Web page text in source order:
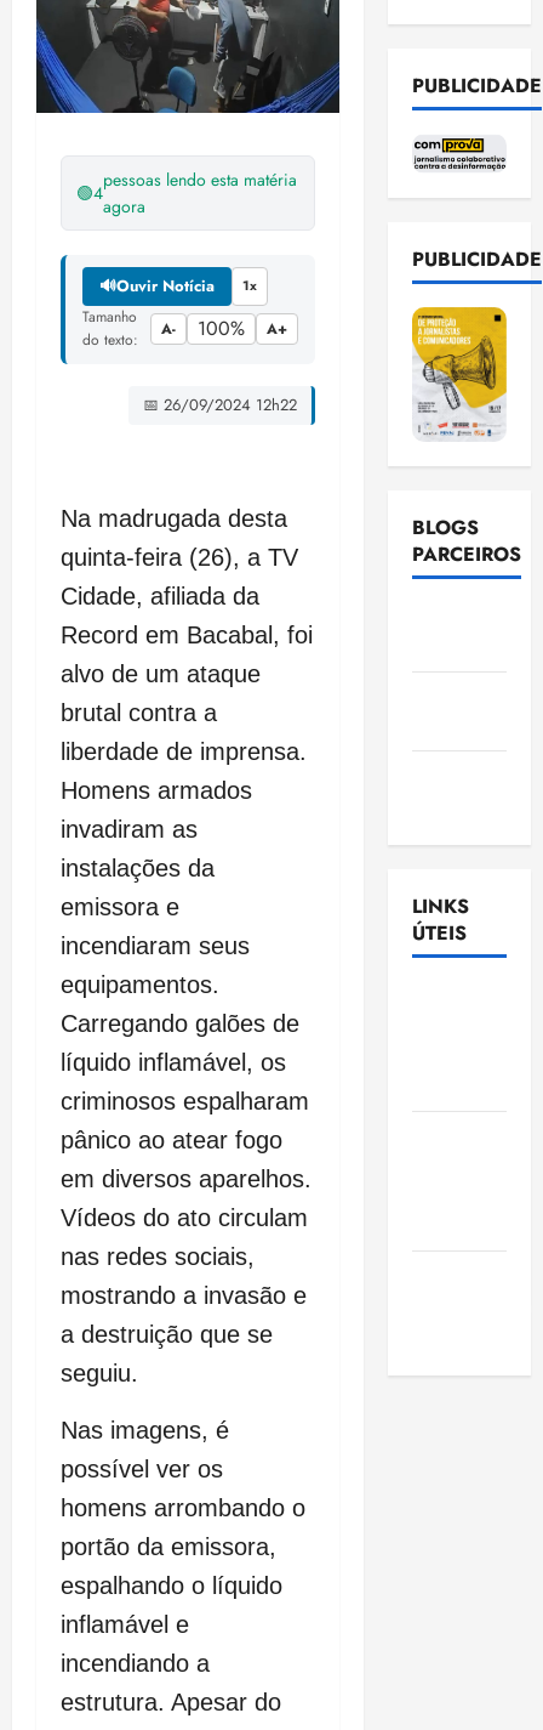
🟢4
pessoas lendo esta matéria
agora
🔊Ouvir Notícia 1x
Tamanho
do texto:
A- 100% A+
📅 26/09/2024 12h22
Na madrugada desta
quinta-feira (26), a TV
Cidade, afiliada da
Record em Bacabal, foi
alvo de um ataque
brutal contra a
liberdade de imprensa.
Homens armados
invadiram as
instalações da
emissora e
incendiaram seus
equipamentos.
Carregando galões de
líquido inflamável, os
criminosos espalharam
pânico ao atear fogo
em diversos aparelhos.
Vídeos do ato circulam
nas redes sociais,
mostrando a invasão e
a destruição que se
seguiu.
Nas imagens, é
possível ver os
homens arrombando o
portão da emissora,
espalhando o líquido
inflamável e
incendiando a
estrutura. Apesar do
PUBLICIDADE
PUBLICIDADE
BLOGS
PARCEIROS
LINKS
ÚTEIS